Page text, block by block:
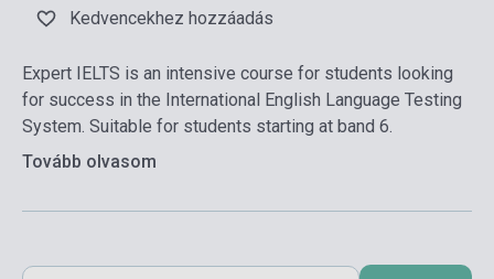
Kedvencekhez hozzáadás
Expert IELTS is an intensive course for students looking
for success in the International English Language Testing
System. Suitable for students starting at band 6.
Tovább olvasom